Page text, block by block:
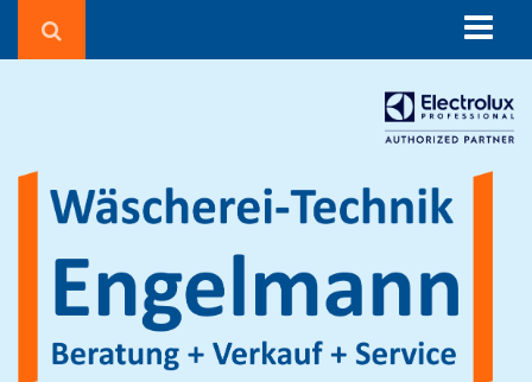
Wäschereien und Textilreinigungen
Gebäudereiniger
Hotels & Pensionen
Sportvereine